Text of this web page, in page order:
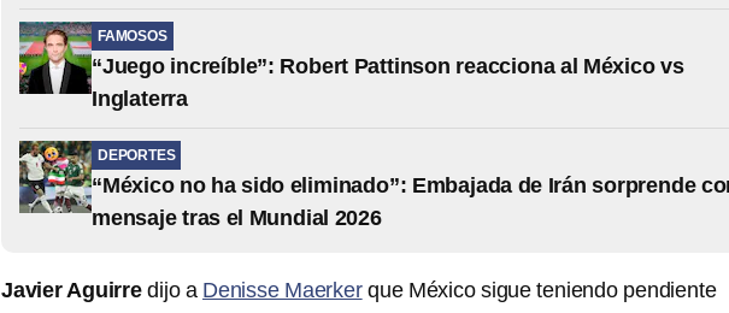
FAMOSOS
“Juego increíble”: Robert Pattinson reacciona al México vs
Inglaterra
DEPORTES
“México no ha sido eliminado”: Embajada de Irán sorprende
mensaje tras el Mundial 2026
Javier Aguirredijo a Denisse Maerkerque México sigue teniendo pendiente